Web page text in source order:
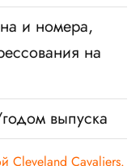
и номера,
на
выпуска
Cleveland Cavaliers.